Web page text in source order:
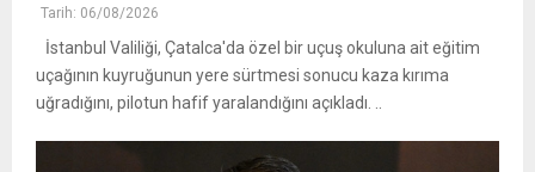
Tarih: 06/08/2026
İstanbul Valiliği, Çatalca'da özel bir uçuş okuluna ait eğitim
uçağının kuyruğunun yere sürtmesi sonucu kaza kırıma
uğradığını, pilotun hafif yaralandığını açıkladı. ..